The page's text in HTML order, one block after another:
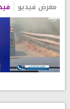
معرض فيديو